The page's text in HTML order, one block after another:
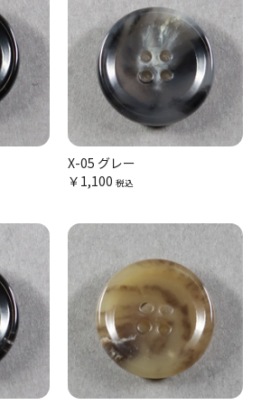
X-05 グレー
￥1,100 税込